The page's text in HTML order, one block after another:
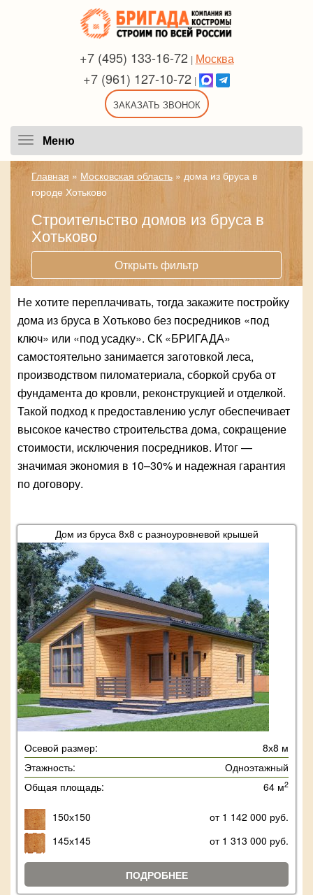
+7 (495) 133-16-72 | Москва
+7 (961) 127-10-72 |
ЗАКАЗАТЬ ЗВОНОК
Меню
Главная » Московская область » дома из бруса в
городе Хотьково
Строительство домов из бруса в
Хотьково
Открыть фильтр
Не хотите переплачивать, тогда закажите постройку
дома из бруса в Хотьково без посредников «под
ключ» или «под усадку». СК «БРИГАДА»
самостоятельно занимается заготовкой леса,
производством пиломатериала, сборкой сруба от
фундамента до кровли, реконструкцией и отделкой.
Такой подход к предоставлению услуг обеспечивает
высокое качество строительства дома, сокращение
стоимости, исключения посредников. Итог —
значимая экономия в 10–30% и надежная гарантия
по договору.
Дом из бруса 8х8 с разноуровневой крышей
Осевой размер:
8х8 м
Этажность:
Одноэтажный
Общая площадь:
64 м2
150х150
от 1 142 000 руб.
145х145
от 1 313 000 руб.
ПОДРОБНЕЕ